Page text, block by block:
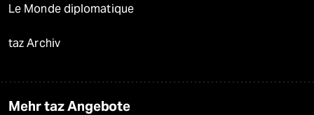
Le Monde diplomatique
taz Archiv
Mehr taz Angebote